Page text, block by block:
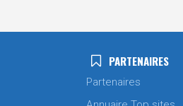
PARTENAIRES
Partenaires